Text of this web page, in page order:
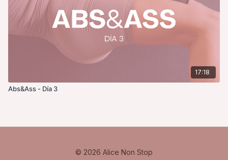
17:18
Abs&Ass - Día 3
© 2026 Alice Non Stop